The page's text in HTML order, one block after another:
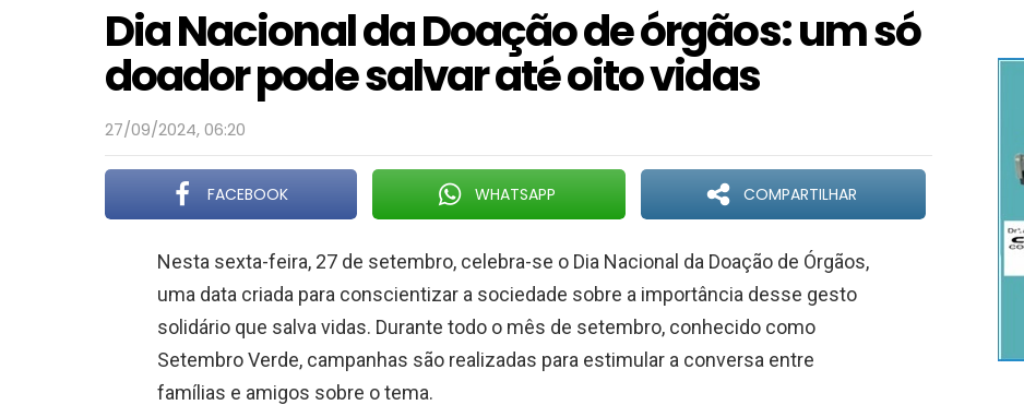
Dia Nacional da Doação de órgãos: um só
doador pode salvar até oito vidas
27/09/2024, 06:20
FACEBOOK WHATSAPP COMPARTILHAR
Nesta sexta-feira, 27 de setembro, celebra-se o Dia Nacional da Doação de Órgãos,
uma data criada para conscientizar a sociedade sobre a importância desse gesto
solidário que salva vidas. Durante todo o mês de setembro, conhecido como
Setembro Verde, campanhas são realizadas para estimular a conversa entre
famílias e amigos sobre o tema.